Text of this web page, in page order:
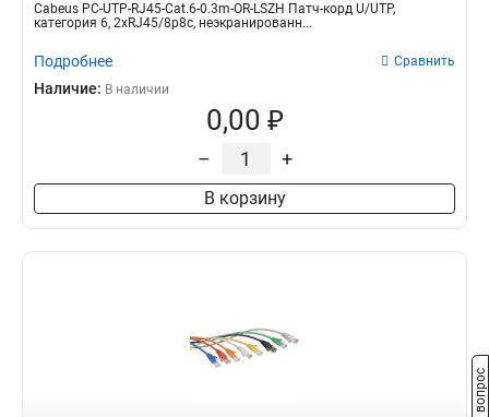
Cabeus PC-UTP-RJ45-Cat.6-0.3m-OR-LSZH Патч-корд U/UTP,
категория 6, 2xRJ45/8p8c, неэкранированн...
Подробнее Сравнить
Наличие: В наличии
0,00 ₽
– +
В корзину